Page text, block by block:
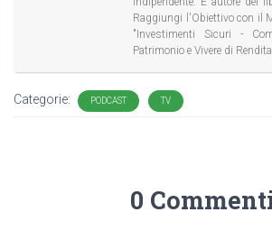
Raggiungi l'Obiettivo con il
"Investimenti Sicuri -
Patrimonio e Vivere di
Categorie: PODCAST TV
0